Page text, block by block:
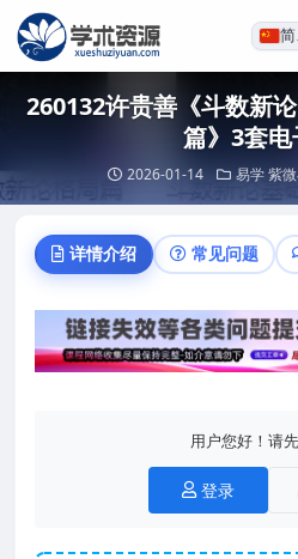
260132许贵善《斗数新
篇》3套电
2026-01-14 易学 紫
详情介绍 常见问题
用户您好！请
登录